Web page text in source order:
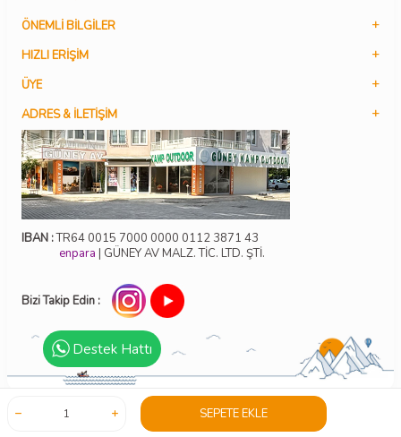
Destek Hattı
SEPETE EKLE
ÖNEMLI BILGILER
HIZLI ERIŞIM
ÜYE
ADRES & İLETIŞIM
IBAN :TR64 0015 7000 0000 0112 3871 43
enpara | GÜNEY AV MALZ. TİC. LTD. ŞTİ.
Bizi Takip Edin :
-Soft E-Ticaret Sistemleriyle Hazırlanmıştır.